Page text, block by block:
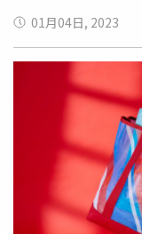
等豐富內容，將台
品，透過活動體驗
味元素，將傳統與
式，讓更多人看見
力的一面、並且輕
酒過量，有害健康
獎」之外，「韓國
送，以及「分享活
活動網站（https://
民眾喜歡的街邊小
「月月抽！」買行
至2023年4月5日間
有韓國旅遊商品，
韓國趴趴走，於活
機票或一日遊的登
藍芽耳機、
禮！同時也提醒已
以登錄抽獎，越早
」天天加碼送：
天來抽韓國團體／
01月04日, 2023